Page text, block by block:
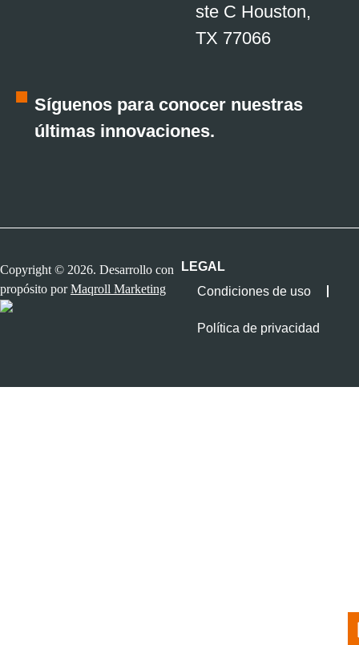
ste C Houston,
TX 77066
Síguenos para conocer nuestras
últimas innovaciones.
Copyright © 2026. Desarrollo con
propósito porMaqroll Marketing
LEGAL
Condiciones de uso
Política de privacidad